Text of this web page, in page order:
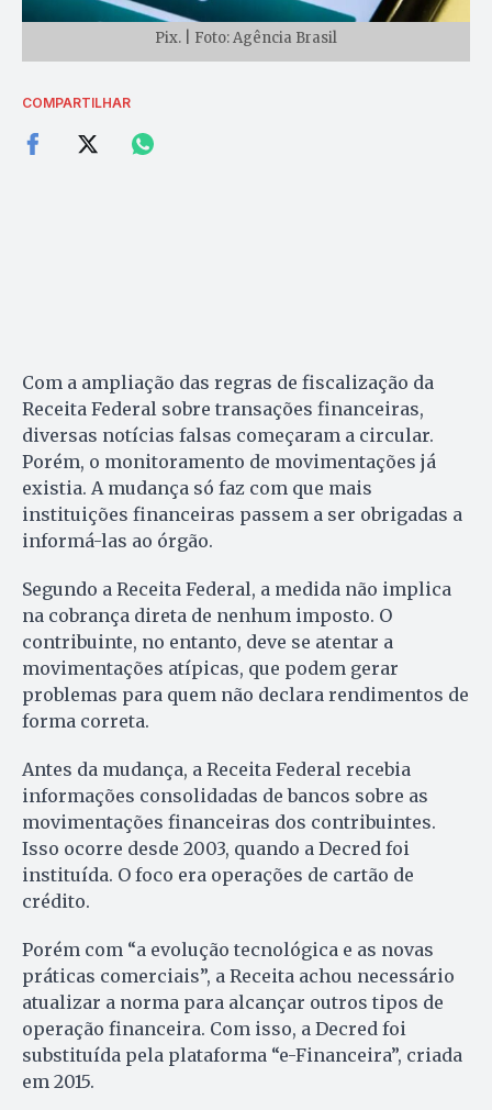
Pix. | Foto: Agência Brasil
COMPARTILHAR
Com a ampliação das regras de fiscalização da
Receita Federal sobre transações financeiras,
diversas notícias falsas começaram a circular.
Porém, o monitoramento de movimentações já
existia. A mudança só faz com que mais
instituições financeiras passem a ser obrigadas a
informá-las ao órgão.
Segundo a Receita Federal, a medida não implica
na cobrança direta de nenhum imposto. O
contribuinte, no entanto, deve se atentar a
movimentações atípicas, que podem gerar
problemas para quem não declara rendimentos de
forma correta.
Antes da mudança, a Receita Federal recebia
informações consolidadas de bancos sobre as
movimentações financeiras dos contribuintes.
Isso ocorre desde 2003, quando a Decred foi
instituída. O foco era operações de cartão de
crédito.
Porém com “a evolução tecnológica e as novas
práticas comerciais”, a Receita achou necessário
atualizar a norma para alcançar outros tipos de
operação financeira. Com isso, a Decred foi
substituída pela plataforma “e-Financeira”, criada
em 2015.